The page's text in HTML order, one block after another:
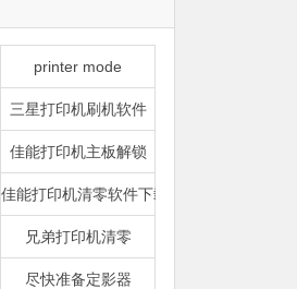
printer mode
三星打印机刷机软件
佳能打印机主板解锁
佳能打印机清零软件下载
兄弟打印机清零
尽快准备定影器